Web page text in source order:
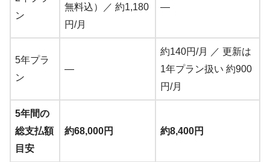
ン
無料込）／ 約1,180
円/月
—
5年プラ
ン
—
約140円/月 ／ 更新は
1年プラン扱い 約900
円/月
5年間の
総支払額
目安
約68,000円 約8,400円